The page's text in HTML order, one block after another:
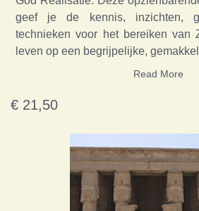
geef je de kennis, inzichten,
technieken voor het bereiken van
leven op een begrijpelijke,
Read More
€ 21,50